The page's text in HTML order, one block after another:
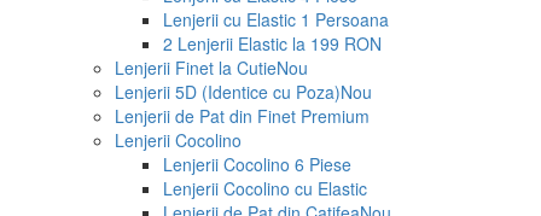
Lenjerii cu Elastic 1 Persoana
2 Lenjerii Elastic la 199 RON
Lenjerii Finet la CutieNou
Lenjerii 5D (Identice cu Poza)Nou
Lenjerii de Pat din Finet Premium
Lenjerii Cocolino
Lenjerii Cocolino 6 Piese
Lenjerii Cocolino cu Elastic